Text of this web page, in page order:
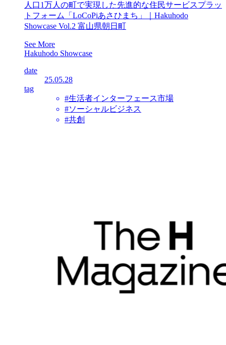
人口1万人の町で実現した先進的な住民サービスプラッ
トフォーム「LoCoPiあさひまち」｜Hakuhodo
Showcase Vol.2 富山県朝日町
See More
Hakuhodo Showcase
date
25.05.28
tag
#生活者インターフェース市場
#ソーシャルビジネス
#共創